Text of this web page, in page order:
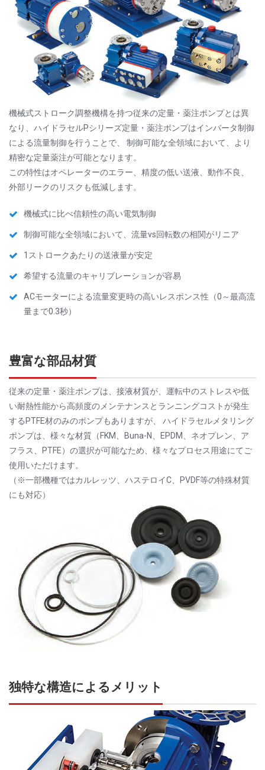
機械式ストローク調整機構を持つ従来の定量・薬注ポンプとは異
なり、ハイドラセルPシリーズ定量・薬注ポンプはインバータ制御
による流量制御を行うことで、 制御可能な全領域において、より
精密な定量薬注が可能となります。
この特性はオペレーターのエラー、精度の低い送液、動作不良、
外部リークのリスクも低減します。
機械式に比べ信頼性の高い電気制御
制御可能な全領域において、流量vs回転数の相関がリニア
1ストロークあたりの送液量が安定
希望する流量のキャリブレーションが容易
ACモーターによる流量変更時の高いレスポンス性（0～最高流
量まで0.3秒）
豊富な部品材質
従来の定量・薬注ポンプは、接液材質が、運転中のストレスや低
い耐熱性能から高頻度のメンテナンスとランニングコストが発生
するPTFE材のみのポンプもありますが、 ハイドラセルメタリング
ポンプは、様々な材質（FKM、Buna-N、EPDM、ネオプレン、ア
フラス、PTFE）の選択が可能なため、様々なプロセス用途にてご
使用いただけます。
（※一部機種ではカルレッツ、ハステロイC、PVDF等の特殊材質
にも対応）
独特な構造によるメリット